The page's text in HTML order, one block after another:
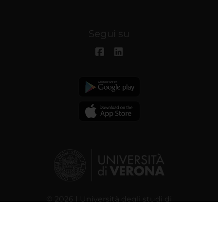
Segui su
© 2026 | Università degli studi di